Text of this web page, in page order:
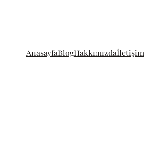
AnasayfaBlogHakkımızdaİletişim